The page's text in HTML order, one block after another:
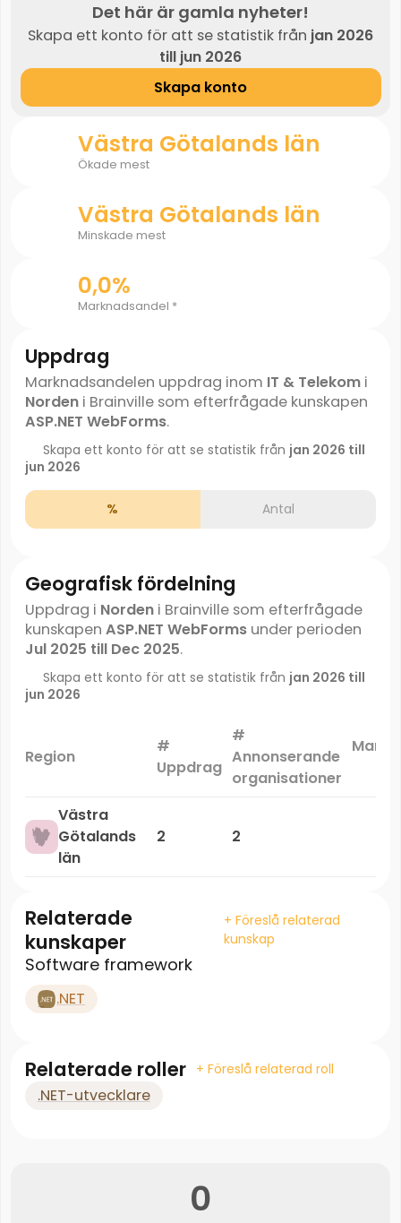
Det här är gamla nyheter!
Skapa ett konto för att se statistik från jan 2026
till jun 2026
Skapa konto
Västra Götalands län
Ökade mest
Västra Götalands län
Minskade mest
0,0%
Marknadsandel *
Uppdrag
Marknadsandelen uppdrag inom IT & Telekomi
Nordeni Brainville som efterfrågade kunskapen
ASP.NET WebForms.
Skapa ett konto för att se statistik från jan 2026 till
jun 2026
% Antal
Geografisk fördelning
Uppdrag i Nordeni Brainville som efterfrågade
kunskapen ASP.NET WebFormsunder perioden
Jul 2025 till Dec 2025.
Skapa ett konto för att se statistik från jan 2026 till
jun 2026
Region
#
Uppdrag
#
Annonserande
organisationer
Västra
Götalands
län
2 2
Relaterade
kunskaper
+ Föreslå relaterad
kunskap
Software framework
.NET
Relaterade roller + Föreslå relaterad roll
.NET-utvecklare
0